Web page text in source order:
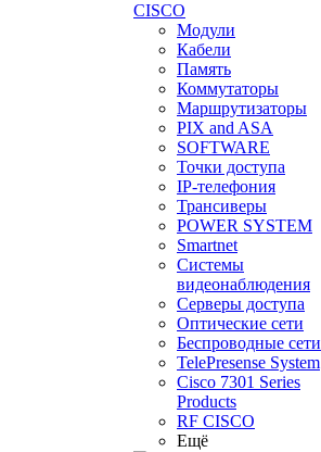
CISCO
Модули
Кабели
Память
Коммутаторы
Маршрутизаторы
PIX and ASA
SOFTWARE
Точки доступа
IP-телефония
Трансиверы
POWER SYSTEM
Smartnet
Системы
видеонаблюдения
Серверы доступа
Оптические сети
Беспроводные сети
TelePresense System
Cisco 7301 Series
Products
RF CISCO
Ещё